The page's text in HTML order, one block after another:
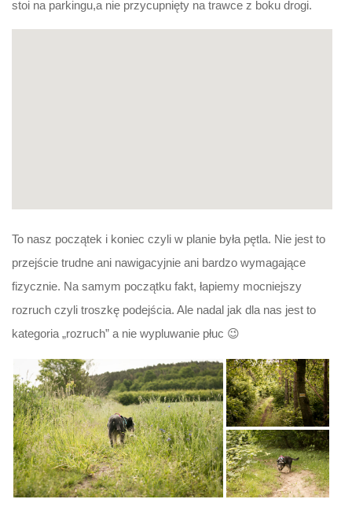
stoi na parkingu,a nie przycupnięty na trawce z boku drogi.
To nasz początek i koniec czyli w planie była pętla. Nie jest to
przejście trudne ani nawigacyjnie ani bardzo wymagające
fizycznie. Na samym początku fakt, łapiemy mocniejszy
rozruch czyli troszkę podejścia. Ale nadal jak dla nas jest to
kategoria „rozruch” a nie wypluwanie płuc 😉